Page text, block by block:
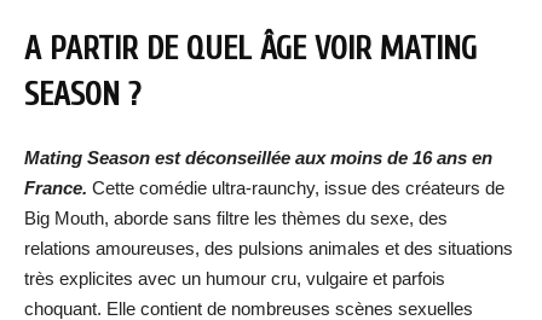
A PARTIR DE QUEL ÂGE VOIR MATING
SEASON ?
Mating Season est déconseillée aux moins de 16 ans en
France. Cette comédie ultra-raunchy, issue des créateurs de
Big Mouth, aborde sans filtre les thèmes du sexe, des
relations amoureuses, des pulsions animales et des situations
très explicites avec un humour cru, vulgaire et parfois
choquant. Elle contient de nombreuses scènes sexuelles